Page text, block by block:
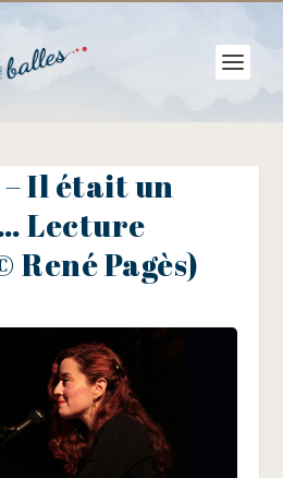
Il était un
Lecture
René Pagès)